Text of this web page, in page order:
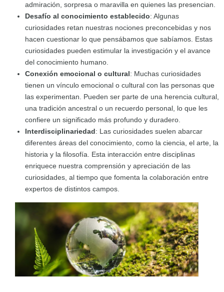
admiración, sorpresa o maravilla en quienes las presencian.
Desafío al conocimiento establecido: Algunas
curiosidades retan nuestras nociones preconcebidas y nos
hacen cuestionar lo que pensábamos que sabíamos. Estas
curiosidades pueden estimular la investigación y el avance
del conocimiento humano.
Conexión emocional o cultural: Muchas curiosidades
tienen un vínculo emocional o cultural con las personas que
las experimentan. Pueden ser parte de una herencia cultural,
una tradición ancestral o un recuerdo personal, lo que les
confiere un significado más profundo y duradero.
Interdisciplinariedad: Las curiosidades suelen abarcar
diferentes áreas del conocimiento, como la ciencia, el arte, la
historia y la filosofía. Esta interacción entre disciplinas
enriquece nuestra comprensión y apreciación de las
curiosidades, al tiempo que fomenta la colaboración entre
expertos de distintos campos.